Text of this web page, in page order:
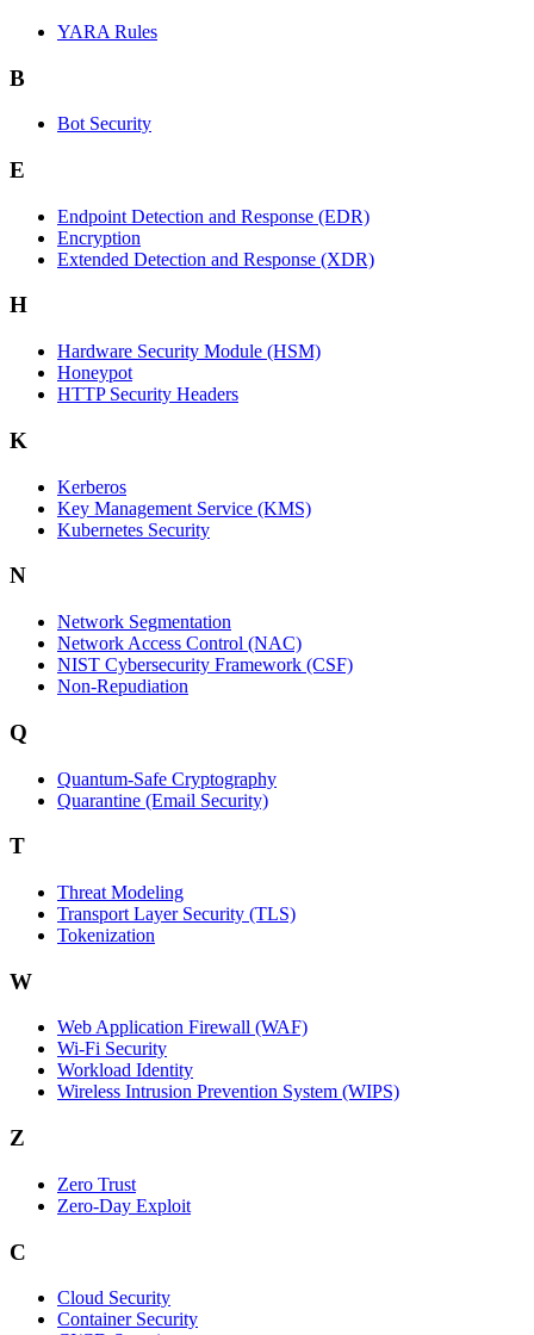
YARA Rules
B
Bot Security
E
Endpoint Detection and Response (EDR)
Encryption
Extended Detection and Response (XDR)
H
Hardware Security Module (HSM)
Honeypot
HTTP Security Headers
K
Kerberos
Key Management Service (KMS)
Kubernetes Security
N
Network Segmentation
Network Access Control (NAC)
NIST Cybersecurity Framework (CSF)
Non-Repudiation
Q
Quantum-Safe Cryptography
Quarantine (Email Security)
T
Threat Modeling
Transport Layer Security (TLS)
Tokenization
W
Web Application Firewall (WAF)
Wi‑Fi Security
Workload Identity
Wireless Intrusion Prevention System (WIPS)
Z
Zero Trust
Zero‑Day Exploit
C
Cloud Security
Container Security